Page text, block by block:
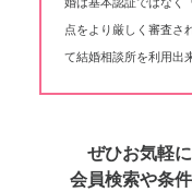
婚は基本認証ではなく
点をより厳しく審査さ
て結婚相談所を利用出
ぜひお気軽
会員検索や条